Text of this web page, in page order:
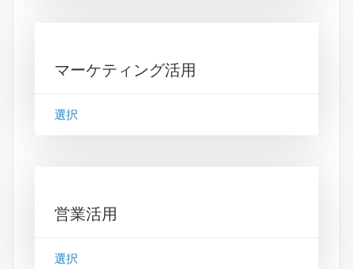
マーケティング活用
選択
営業活用
選択